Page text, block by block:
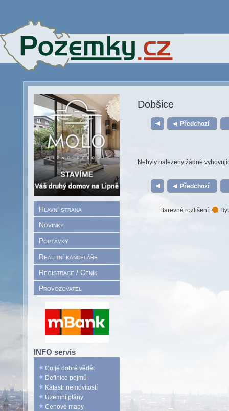
Hlavní strana
Novinky
Poptávky
Realitní kanceláře
Registrace / Ceník
Provozovatel
INFO servis
Co je dobré vědět
Definice pojmů
Katastr nemovitostí
Územní plány
Cenové mapy
Dobšice
Předchozí
Nebyly nalezeny žádné
Předchozí
Barevné rozlišení: